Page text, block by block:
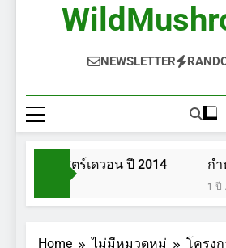
NEWSLETTER
ฤกษศาสตร์เดวอน ปี 2014 กำ
1 ปี
Home ไม่มีหมวดหมู่ โครง